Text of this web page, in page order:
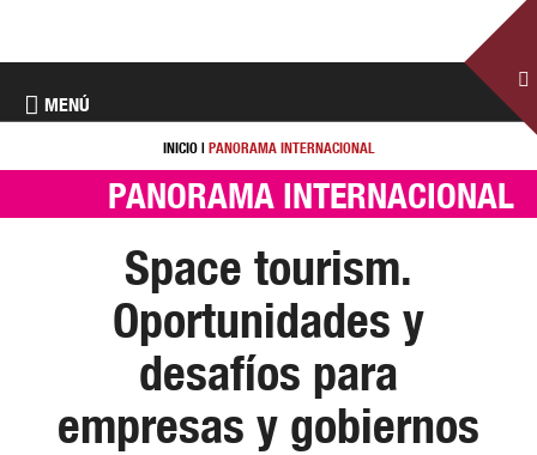
MENÚ
INICIO| PANORAMA INTERNACIONAL
PANORAMA INTERNACIONAL
Space tourism.
Oportunidades y
desafíos para
empresas y gobiernos